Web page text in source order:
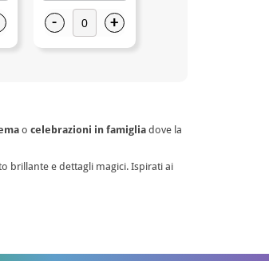
- +
o celebrazioni in famiglia dove la
brillante e dettagli magici. Ispirati ai